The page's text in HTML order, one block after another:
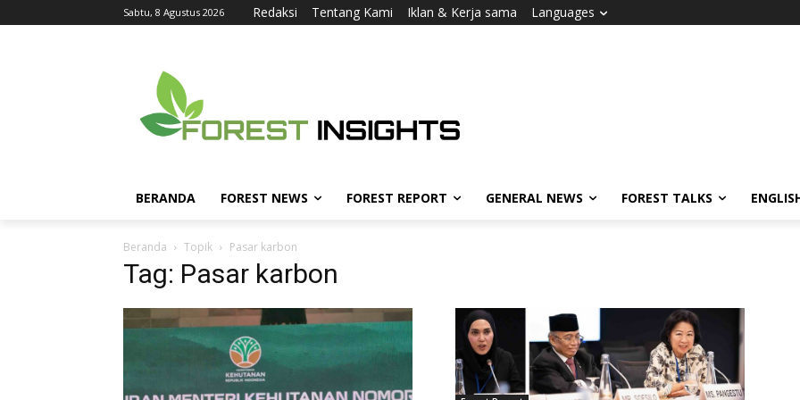
Sabtu, 8 Agustus 2026 Redaksi Tentang Kami Iklan & Kerja sama Languages
BERANDA FOREST NEWS FOREST REPORT GENERAL NEWS FOREST TALKS
Beranda Topik Pasar karbon
Tag: Pasar karbon